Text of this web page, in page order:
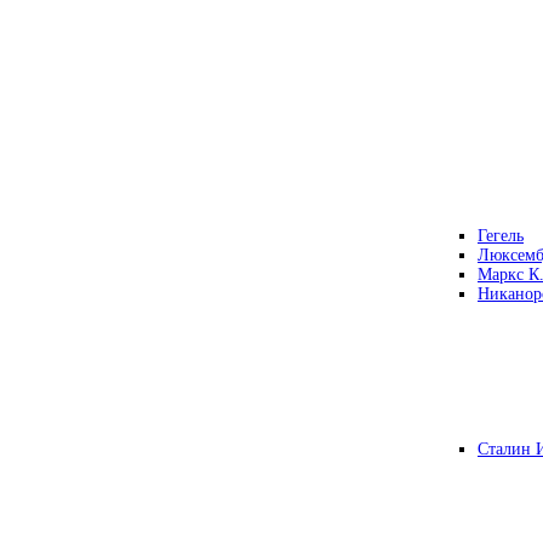
Гегель
Маркс К.
Сталин